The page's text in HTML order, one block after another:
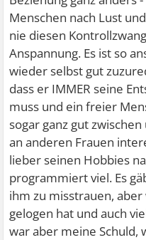
Menschen nach Lust
nie diesen
Anspannung. Es ist so
wieder selbst gut
dass er IMMER seine
muss und ein freier
sogar ganz gut
an anderen Frauen
lieber seinen Hobbies
programmiert viel. Es
ihm zu misstrauen,
gelogen hat und auch
war aber meine Schuld,